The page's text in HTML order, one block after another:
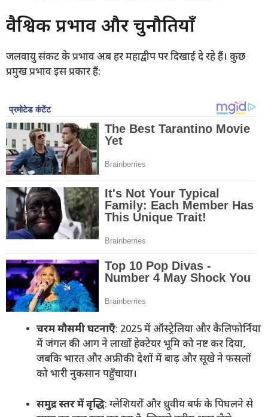
वैश्विक प्रभाव और चुनौतियाँ
जलवायु संकट के प्रभाव अब हर महाद्वीप पर दिखाई दे रहे हैं। कुछ
प्रमुख प्रभाव इस प्रकार हैं:
चरम मौसमी घटनाएँ: 2025 में ऑस्ट्रेलिया और कैलिफोर्निया
में जंगल की आग ने लाखों हेक्टेयर भूमि को नष्ट कर दिया,
जबकि भारत और अफ्रीकी देशों में बाढ़ और सूखे ने फसलों
को भारी नुकसान पहुँचाया।
समुद्र स्तर में वृद्धि: ग्लेशियरों और ध्रुवीय बर्फ के पिघलने से